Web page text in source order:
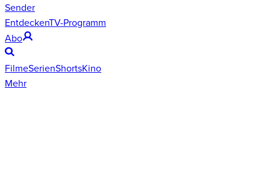
Sender
EntdeckenTV-Programm
Abo
FilmeSerienShortsKino
Mehr